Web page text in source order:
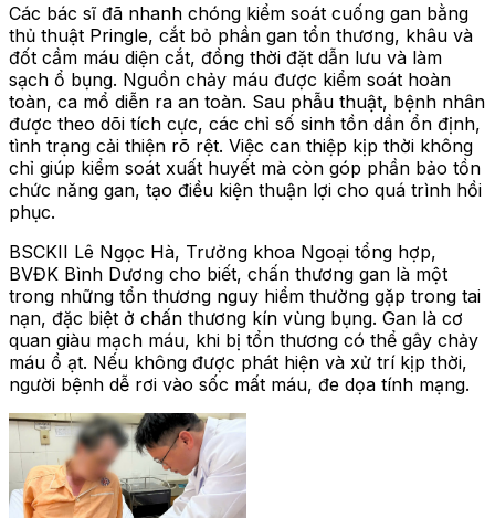
Các bác sĩ đã nhanh chóng kiểm soát cuống gan bằng
thủ thuật Pringle, cắt bỏ phần gan tổn thương, khâu và
đốt cầm máu diện cắt, đồng thời đặt dẫn lưu và làm
sạch ổ bụng. Nguồn chảy máu được kiểm soát hoàn
toàn, ca mổ diễn ra an toàn. Sau phẫu thuật, bệnh nhân
được theo dõi tích cực, các chỉ số sinh tồn dần ổn định,
tình trạng cải thiện rõ rệt. Việc can thiệp kịp thời không
chỉ giúp kiểm soát xuất huyết mà còn góp phần bảo tồn
chức năng gan, tạo điều kiện thuận lợi cho quá trình hồi
phục.
BSCKII Lê Ngọc Hà, Trưởng khoa Ngoại tổng hợp,
BVĐK Bình Dương cho biết, chấn thương gan là một
trong những tổn thương nguy hiểm thường gặp trong tai
nạn, đặc biệt ở chấn thương kín vùng bụng. Gan là cơ
quan giàu mạch máu, khi bị tổn thương có thể gây chảy
máu ồ ạt. Nếu không được phát hiện và xử trí kịp thời,
người bệnh dễ rơi vào sốc mất máu, đe dọa tính mạng.